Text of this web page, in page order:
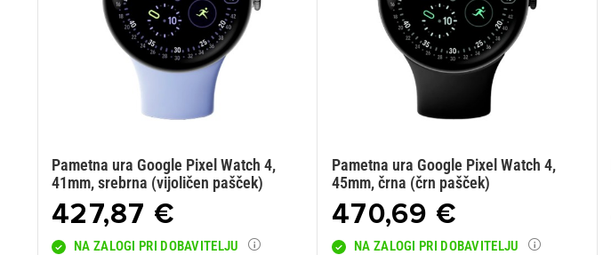
Pametna ura Google Pixel Watch 4,
41mm, srebrna (vijoličen pašček)
427,87 €
NA ZALOGI PRI DOBAVITELJU
Pametna ura Google Pixel Watch 4,
45mm, črna (črn pašček)
470,69 €
NA ZALOGI PRI DOBAVITELJU